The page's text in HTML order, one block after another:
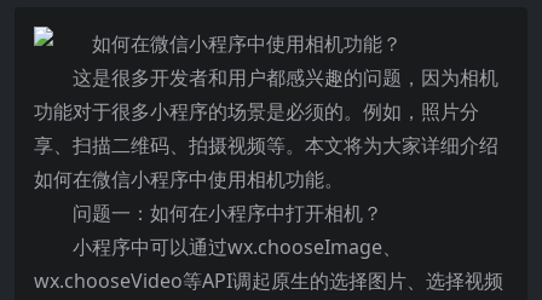
这是很多开发者和用户都感兴趣的问题，因为相机
功能对于很多小程序的场景是必须的。例如，照片分
享、扫描二维码、拍摄视频等。本文将为大家详细介绍
如何在微信小程序中使用相机功能。
问题一：如何在小程序中打开相机？
小程序中可以通过wx.chooseImage、
wx.chooseVideo等API调起原生的选择图片、选择视频